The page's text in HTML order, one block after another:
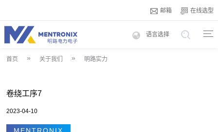
邮箱 在线选型
语言选择
首页 » 关于我们 » 明路实力
卷绕工序7
2023-04-10
MENTRONIX